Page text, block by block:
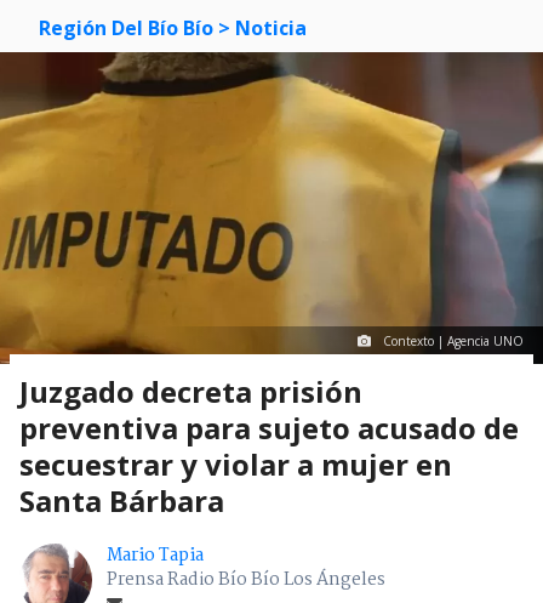
Región Del Bío Bío > Noticia
Contexto | Agencia UNO
Juzgado decreta prisión
preventiva para sujeto acusado de
secuestrar y violar a mujer en
Santa Bárbara
Mario Tapia
Prensa Radio Bío Bío Los Ángeles